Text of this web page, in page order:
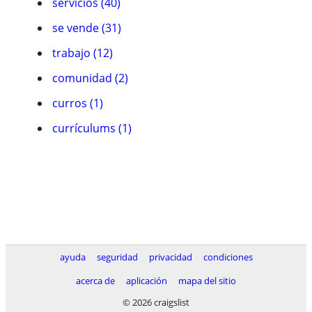
se vende (31)
trabajo (12)
comunidad (2)
curros (1)
currículums (1)
ayuda seguridad privacidad
condiciones
acerca de
aplicación
mapa del sitio
© 2026 craigslist